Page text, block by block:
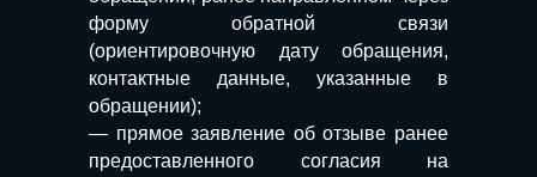
форму обратной связи
(ориентировочную дату обращения,
контактные данные, указанные в
обращении);
— прямое заявление об отзыве ранее
предоставленного согласия на